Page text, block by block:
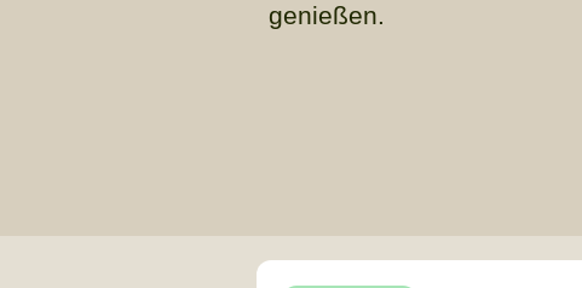
genießen.